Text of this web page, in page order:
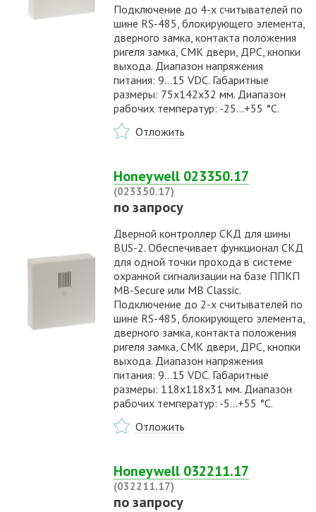
Подключение до 4-х считывателей по
шине RS-485, блокирующего элемента,
дверного замка, контакта положения
ригеля замка, СМК двери, ДРС, кнопки
выхода. Диапазон напряжения
питания: 9...15 VDC. Габаритные
размеры: 75х142х32 мм. Диапазон
рабочих температур: -25...+55 °С.
Отложить
Honeywell 023350.17
(023350.17)
по запросу
Дверной контроллер СКД для шины
BUS-2. Обеспечивает функционал СКД
для одной точки прохода в системе
охранной сигнализации на базе ППКП
MB-Secure или MB Classic.
Подключение до 2-х считывателей по
шине RS-485, блокирующего элемента,
дверного замка, контакта положения
ригеля замка, СМК двери, ДРС, кнопки
выхода. Диапазон напряжения
питания: 9...15 VDC. Габаритные
размеры: 118х118х31 мм. Диапазон
рабочих температур: -5...+55 °С.
Отложить
Honeywell 032211.17
(032211.17)
по запросу